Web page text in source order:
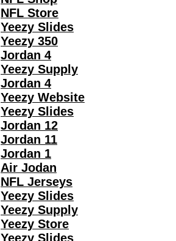
NFL Store
Yeezy Slides
Yeezy 350
Jordan 4
Yeezy Supply
Jordan 4
Yeezy Website
Yeezy Slides
Jordan 12
Jordan 11
Jordan 1
Air Jodan
NFL Jerseys
Yeezy Slides
Yeezy Supply
Yeezy Store
Yeezy Slides